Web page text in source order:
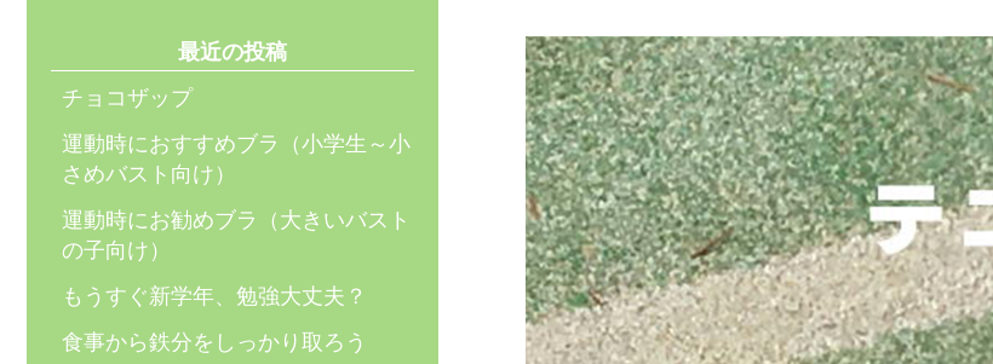
最近の投稿
チョコザップ
運動時におすすめブラ（小学生～小
さめバスト向け）
運動時にお勧めブラ（大きいバスト
の子向け）
もうすぐ新学年、勉強大丈夫？
食事から鉄分をしっかり取ろう